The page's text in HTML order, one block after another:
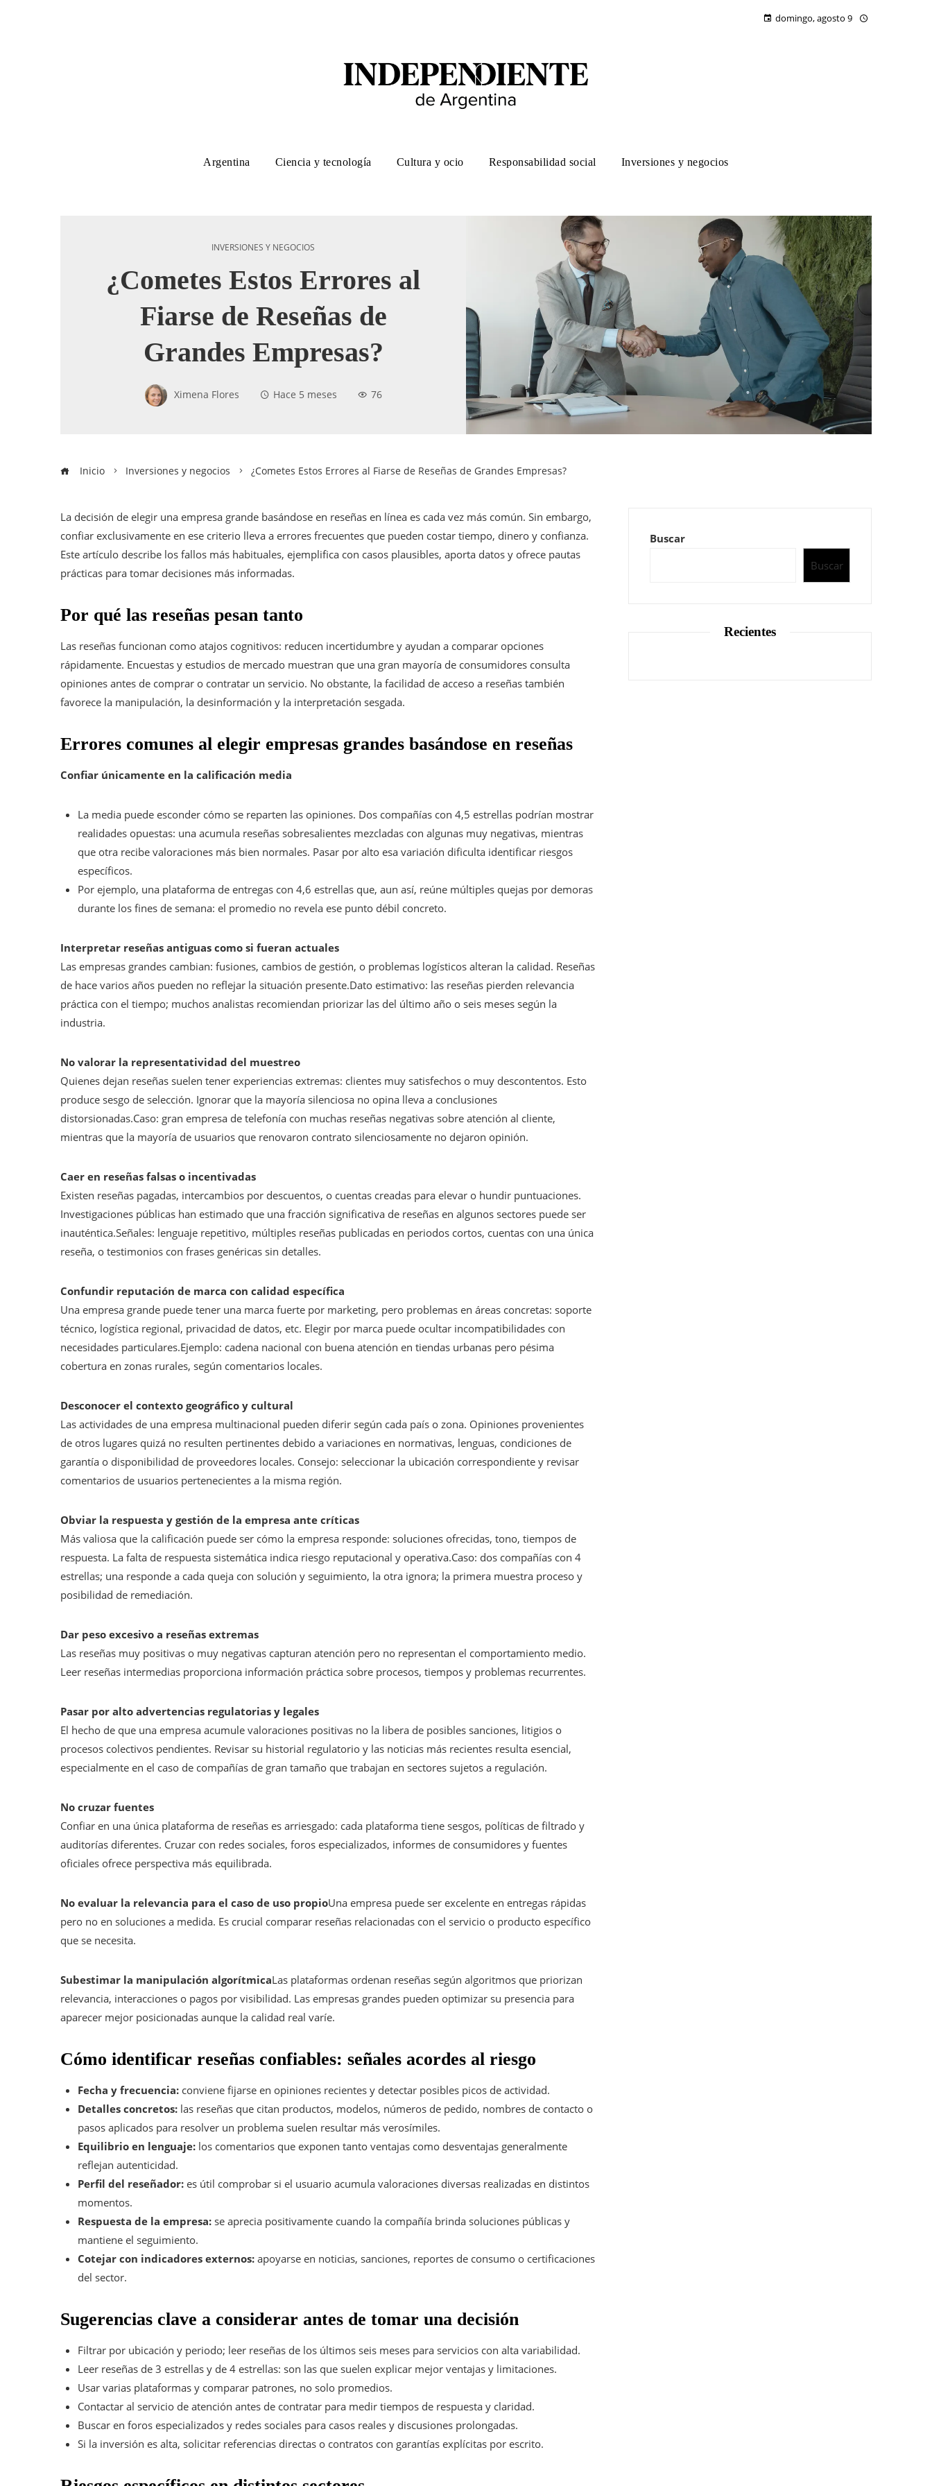
domingo, agosto 9
Argentina Ciencia y tecnología Cultura y ocio Responsabilidad social Inversiones y negocios
INVERSIONES Y NEGOCIOS
¿Cometes Estos Errores al
Fiarse de Reseñas de
Grandes Empresas?
Ximena Flores Hace 5 meses 76
Inicio Inversiones y negocios ¿Cometes Estos Errores al Fiarse de Reseñas de Grandes Empresas?
La decisión de elegir una empresa grande basándose en reseñas en línea es cada vez más común. Sin embargo,
confiar exclusivamente en ese criterio lleva a errores frecuentes que pueden costar tiempo, dinero y confianza.
Este artículo describe los fallos más habituales, ejemplifica con casos plausibles, aporta datos y ofrece pautas
prácticas para tomar decisiones más informadas.
Por qué las reseñas pesan tanto
Las reseñas funcionan como atajos cognitivos: reducen incertidumbre y ayudan a comparar opciones
rápidamente. Encuestas y estudios de mercado muestran que una gran mayoría de consumidores consulta
opiniones antes de comprar o contratar un servicio. No obstante, la facilidad de acceso a reseñas también
favorece la manipulación, la desinformación y la interpretación sesgada.
Errores comunes al elegir empresas grandes basándose en reseñas
Confiar únicamente en la calificación media
La media puede esconder cómo se reparten las opiniones. Dos compañías con 4,5 estrellas podrían mostrar
realidades opuestas: una acumula reseñas sobresalientes mezcladas con algunas muy negativas, mientras
que otra recibe valoraciones más bien normales. Pasar por alto esa variación dificulta identificar riesgos
específicos.
Por ejemplo, una plataforma de entregas con 4,6 estrellas que, aun así, reúne múltiples quejas por demoras
durante los fines de semana: el promedio no revela ese punto débil concreto.
Interpretar reseñas antiguas como si fueran actuales
Las empresas grandes cambian: fusiones, cambios de gestión, o problemas logísticos alteran la calidad. Reseñas
de hace varios años pueden no reflejar la situación presente.Dato estimativo: las reseñas pierden relevancia
práctica con el tiempo; muchos analistas recomiendan priorizar las del último año o seis meses según la
industria.
No valorar la representatividad del muestreo
Quienes dejan reseñas suelen tener experiencias extremas: clientes muy satisfechos o muy descontentos. Esto
produce sesgo de selección. Ignorar que la mayoría silenciosa no opina lleva a conclusiones
distorsionadas.Caso: gran empresa de telefonía con muchas reseñas negativas sobre atención al cliente,
mientras que la mayoría de usuarios que renovaron contrato silenciosamente no dejaron opinión.
Caer en reseñas falsas o incentivadas
Existen reseñas pagadas, intercambios por descuentos, o cuentas creadas para elevar o hundir puntuaciones.
Investigaciones públicas han estimado que una fracción significativa de reseñas en algunos sectores puede ser
inauténtica.Señales: lenguaje repetitivo, múltiples reseñas publicadas en periodos cortos, cuentas con una única
reseña, o testimonios con frases genéricas sin detalles.
Confundir reputación de marca con calidad específica
Una empresa grande puede tener una marca fuerte por marketing, pero problemas en áreas concretas: soporte
técnico, logística regional, privacidad de datos, etc. Elegir por marca puede ocultar incompatibilidades con
necesidades particulares.Ejemplo: cadena nacional con buena atención en tiendas urbanas pero pésima
cobertura en zonas rurales, según comentarios locales.
Desconocer el contexto geográfico y cultural
Las actividades de una empresa multinacional pueden diferir según cada país o zona. Opiniones provenientes
de otros lugares quizá no resulten pertinentes debido a variaciones en normativas, lenguas, condiciones de
garantía o disponibilidad de proveedores locales. Consejo: seleccionar la ubicación correspondiente y revisar
comentarios de usuarios pertenecientes a la misma región.
Obviar la respuesta y gestión de la empresa ante críticas
Más valiosa que la calificación puede ser cómo la empresa responde: soluciones ofrecidas, tono, tiempos de
respuesta. La falta de respuesta sistemática indica riesgo reputacional y operativa.Caso: dos compañías con 4
estrellas; una responde a cada queja con solución y seguimiento, la otra ignora; la primera muestra proceso y
posibilidad de remediación.
Dar peso excesivo a reseñas extremas
Las reseñas muy positivas o muy negativas capturan atención pero no representan el comportamiento medio.
Leer reseñas intermedias proporciona información práctica sobre procesos, tiempos y problemas recurrentes.
Pasar por alto advertencias regulatorias y legales
El hecho de que una empresa acumule valoraciones positivas no la libera de posibles sanciones, litigios o
procesos colectivos pendientes. Revisar su historial regulatorio y las noticias más recientes resulta esencial,
especialmente en el caso de compañías de gran tamaño que trabajan en sectores sujetos a regulación.
No cruzar fuentes
Confiar en una única plataforma de reseñas es arriesgado: cada plataforma tiene sesgos, políticas de filtrado y
auditorías diferentes. Cruzar con redes sociales, foros especializados, informes de consumidores y fuentes
oficiales ofrece perspectiva más equilibrada.
No evaluar la relevancia para el caso de uso propioUna empresa puede ser excelente en entregas rápidas
pero no en soluciones a medida. Es crucial comparar reseñas relacionadas con el servicio o producto específico
que se necesita.
Subestimar la manipulación algorítmicaLas plataformas ordenan reseñas según algoritmos que priorizan
relevancia, interacciones o pagos por visibilidad. Las empresas grandes pueden optimizar su presencia para
aparecer mejor posicionadas aunque la calidad real varíe.
Cómo identificar reseñas confiables: señales acordes al riesgo
Fecha y frecuencia: conviene fijarse en opiniones recientes y detectar posibles picos de actividad.
Detalles concretos: las reseñas que citan productos, modelos, números de pedido, nombres de contacto o
pasos aplicados para resolver un problema suelen resultar más verosímiles.
Equilibrio en lenguaje: los comentarios que exponen tanto ventajas como desventajas generalmente
reflejan autenticidad.
Perfil del reseñador: es útil comprobar si el usuario acumula valoraciones diversas realizadas en distintos
momentos.
Respuesta de la empresa: se aprecia positivamente cuando la compañía brinda soluciones públicas y
mantiene el seguimiento.
Cotejar con indicadores externos: apoyarse en noticias, sanciones, reportes de consumo o certificaciones
del sector.
Sugerencias clave a considerar antes de tomar una decisión
Filtrar por ubicación y periodo; leer reseñas de los últimos seis meses para servicios con alta variabilidad.
Leer reseñas de 3 estrellas y de 4 estrellas: son las que suelen explicar mejor ventajas y limitaciones.
Usar varias plataformas y comparar patrones, no solo promedios.
Contactar al servicio de atención antes de contratar para medir tiempos de respuesta y claridad.
Buscar en foros especializados y redes sociales para casos reales y discusiones prolongadas.
Si la inversión es alta, solicitar referencias directas o contratos con garantías explícitas por escrito.
Buscar
Buscar
Recientes